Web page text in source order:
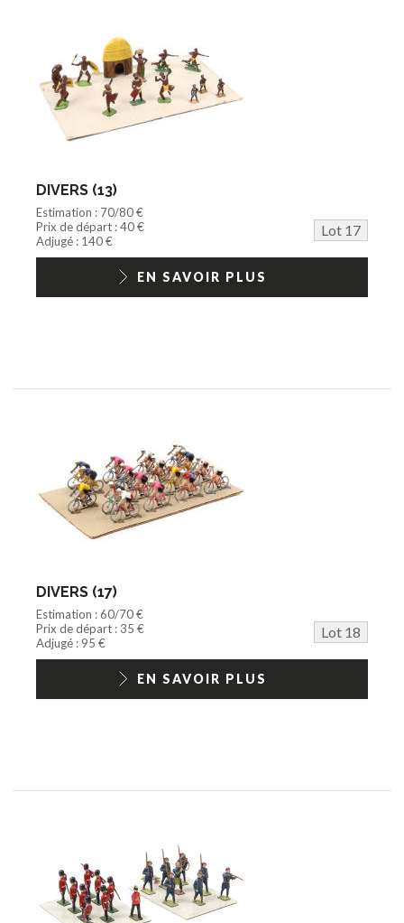
DIVERS (13)
Estimation : 70/80 €
Prix de départ : 40 €
Lot 17
Adjugé : 140 €
EN SAVOIR PLUS
DIVERS (17)
Estimation : 60/70 €
Prix de départ : 35 €
Lot 18
Adjugé : 95 €
EN SAVOIR PLUS